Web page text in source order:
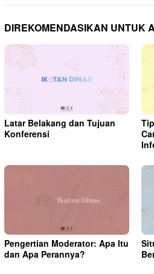
DIREKOMENDASIKAN UNTUK
Latar Belakang dan Tujuan
Konferensi
Pengertian Moderator: Apa Itu
dan Apa Perannya?